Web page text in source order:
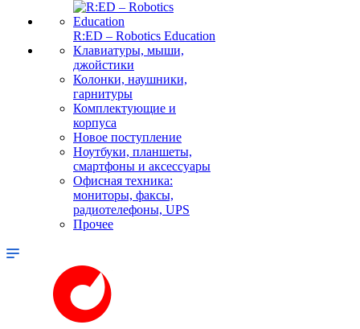
R:ED – Robotics Education
Клавиатуры, мыши,
джойстики
Колонки, наушники,
гарнитуры
Комплектующие и
корпуса
Новое поступление
Ноутбуки, планшеты,
смартфоны и аксессуары
Офисная техника:
мониторы, факсы,
радиотелефоны, UPS
Прочее